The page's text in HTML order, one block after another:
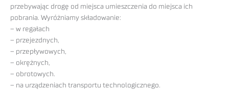
przebywając drogę od miejsca umieszczenia do miejsca ich
pobrania. Wyróżniamy składowanie:
– w regałach
– przejezdnych,
– przepływowych,
– okrężnych,
– obrotowych.
– na urządzeniach transportu technologicznego.